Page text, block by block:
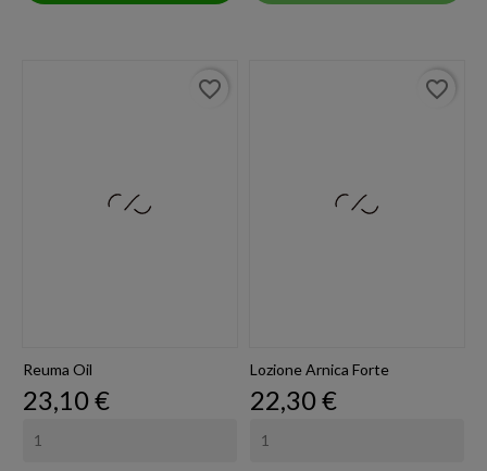
Reuma Oil
Prezzo
23,10 €
favorite_border
Lozione Arnica Forte
Prezzo
22,30 €
favorite_border